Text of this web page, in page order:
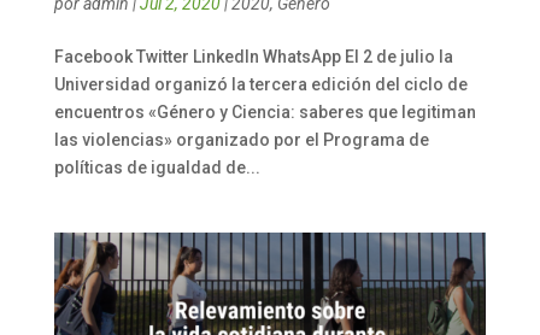
Facebook Twitter LinkedIn WhatsApp El 2 de julio la
Universidad organizó la tercera edición del ciclo de
encuentros «Género y Ciencia: saberes que legitiman
las violencias» organizado por el Programa de
políticas de igualdad de...